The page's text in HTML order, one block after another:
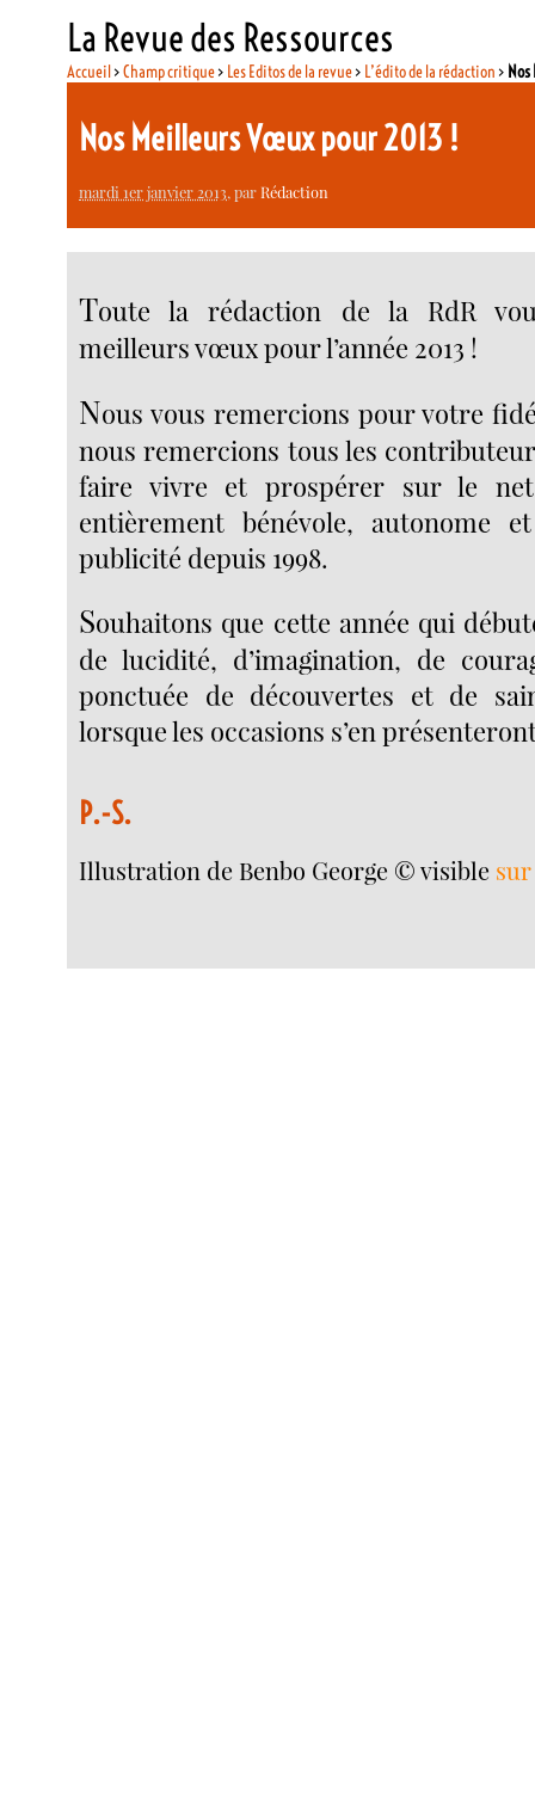
La Revue des Ressources
Accueil>Champ critique> Les Editos de la revue> L’édito de la rédaction >
Nos Meilleurs Vœux pour 2013 !
mardi 1er janvier 2013, parRédaction
Toute la rédaction de la RdR
meilleurs vœux pour l’année 2013 !
Nous vous remercions pour votre
nous remercions tous les
faire vivre et prospérer sur le
entièrement bénévole, autonome
publicité depuis 1998.
Souhaitons que cette année qui
de lucidité, d’imagination, de
ponctuée de découvertes et de
lorsque les occasions s’en
P.-S.
Illustration de Benbo George © visible